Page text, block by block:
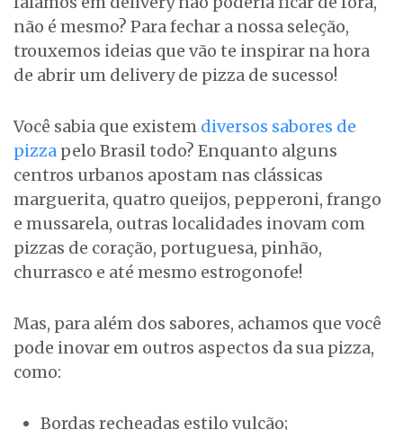
não é mesmo? Para fechar a nossa seleção,
trouxemos ideias que vão te inspirar na hora
de abrir um delivery de pizza de sucesso!
Você sabia que existem diversos sabores de
pizza pelo Brasil todo? Enquanto alguns
centros urbanos apostam nas clássicas
marguerita, quatro queijos, pepperoni, frango
e mussarela, outras localidades inovam com
pizzas de coração, portuguesa, pinhão,
churrasco e até mesmo estrogonofe!
Mas, para além dos sabores, achamos que você
pode inovar em outros aspectos da sua pizza,
como:
Bordas recheadas estilo vulcão;